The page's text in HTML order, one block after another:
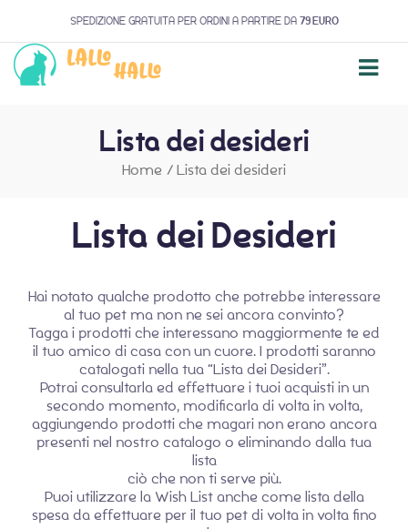
SPEDIZIONE GRATUITA PER ORDINI A PARTIRE DA 79 EURO
Lista dei desideri
Home / Lista dei desideri
Lista dei Desideri
Hai notato qualche prodotto che potrebbe interessare
al tuo pet ma non ne sei ancora convinto?
Tagga i prodotti che interessano maggiormente te ed
il tuo amico di casa con un cuore. I prodotti saranno
catalogati nella tua “Lista dei Desideri”.
Potrai consultarla ed effettuare i tuoi acquisti in un
secondo momento, modificarla di volta in volta,
aggiungendo prodotti che magari non erano ancora
presenti nel nostro catalogo o eliminando dalla tua
lista
ciò che non ti serve più.
Puoi utilizzare la Wish List anche come lista della
spesa da effettuare per il tuo pet di volta in volta fino